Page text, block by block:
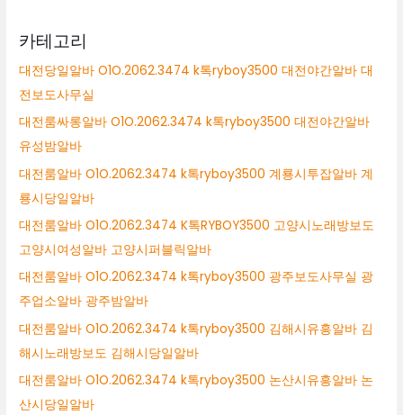
카테고리
대전당일알바 O1O.2062.3474 k톡ryboy3500 대전야간알바 대
전보도사무실
대전룸싸롱알바 O1O.2062.3474 k톡ryboy3500 대전야간알바
유성밤알바
대전룸알바 O1O.2062.3474 k톡ryboy3500 계룡시투잡알바 계
룡시당일알바
대전룸알바 O1O.2062.3474 K톡RYBOY3500 고양시노래방보도
고양시여성알바 고양시퍼블릭알바
대전룸알바 O1O.2062.3474 k톡ryboy3500 광주보도사무실 광
주업소알바 광주밤알바
대전룸알바 O1O.2062.3474 k톡ryboy3500 김해시유흥알바 김
해시노래방보도 김해시당일알바
대전룸알바 O1O.2062.3474 k톡ryboy3500 논산시유흥알바 논
산시당일알바